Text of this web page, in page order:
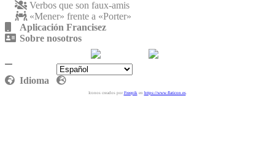
Verbos que son faux-amis
«Mener» frente a «Porter»
Aplicación Francisez
Sobre nosotros
Política de privacidad
Idioma
Iconos creados por Freepiken https://www.flaticon.es.